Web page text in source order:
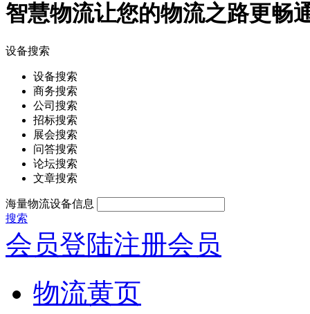
智慧物流让您的物流之路更畅
设备搜索
设备搜索
商务搜索
公司搜索
招标搜索
展会搜索
问答搜索
论坛搜索
文章搜索
海量物流设备信息
搜索
会员登陆注册会员
物流黄页